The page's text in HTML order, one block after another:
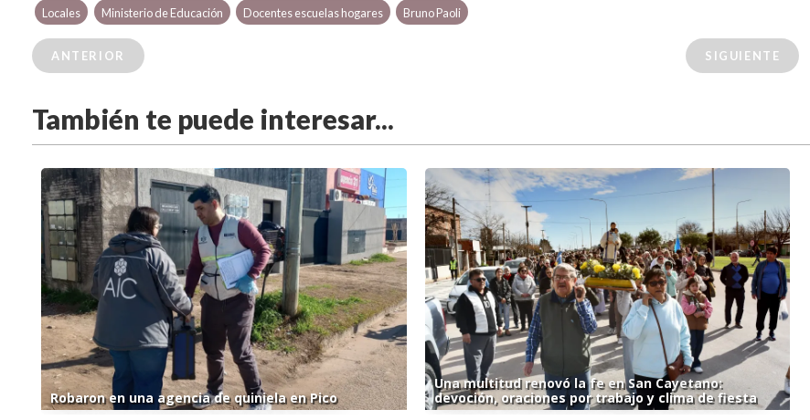
Locales Ministerio de Educación Docentes escuelas hogares Bruno Paoli
ANTERIOR SIGUIENTE
También te puede interesar...
Robaron en una agencia de quiniela en Pico
Una multitud renovó la fe en San Cayetano:
devoción, oraciones por trabajo y clima de fiesta